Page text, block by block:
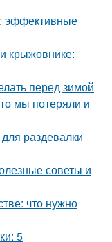
эффективные
крыжовнике:
перед зимой
мы потеряли и
раздевалки
советы и
что нужно
5